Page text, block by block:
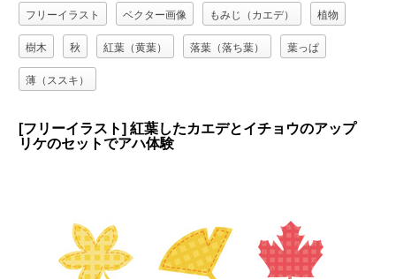
フリーイラスト ベクター画像 もみじ（カエデ） 植物
樹木 秋 紅葉（黄葉） 落葉（落ち葉） 葉っぱ
薄（ススキ）
[フリーイラスト] 紅葉したカエデとイチョウのアップ
リケのセットでアハ体験